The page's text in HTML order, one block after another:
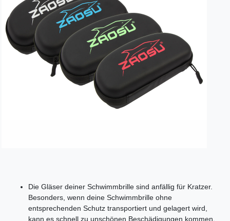
Die Gläser deiner Schwimmbrille sind anfällig für Kratzer.
Besonders, wenn deine Schwimmbrille ohne
entsprechenden Schutz transportiert und gelagert wird,
kann es schnell zu unschönen Beschädigungen kommen.